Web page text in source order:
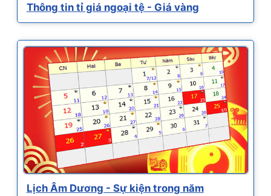
Thông tin tỉ giá ngoại tệ - Giá vàng
Lịch Âm Dương - Sự kiện trong năm